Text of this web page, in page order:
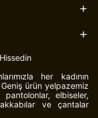
her kadının
ürün yelpazemiz
elbiseler,
ve çantalar